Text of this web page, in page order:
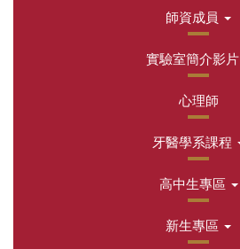
師資成員
實驗室簡介影片
心理師
牙醫學系課程
高中生專區
新生專區